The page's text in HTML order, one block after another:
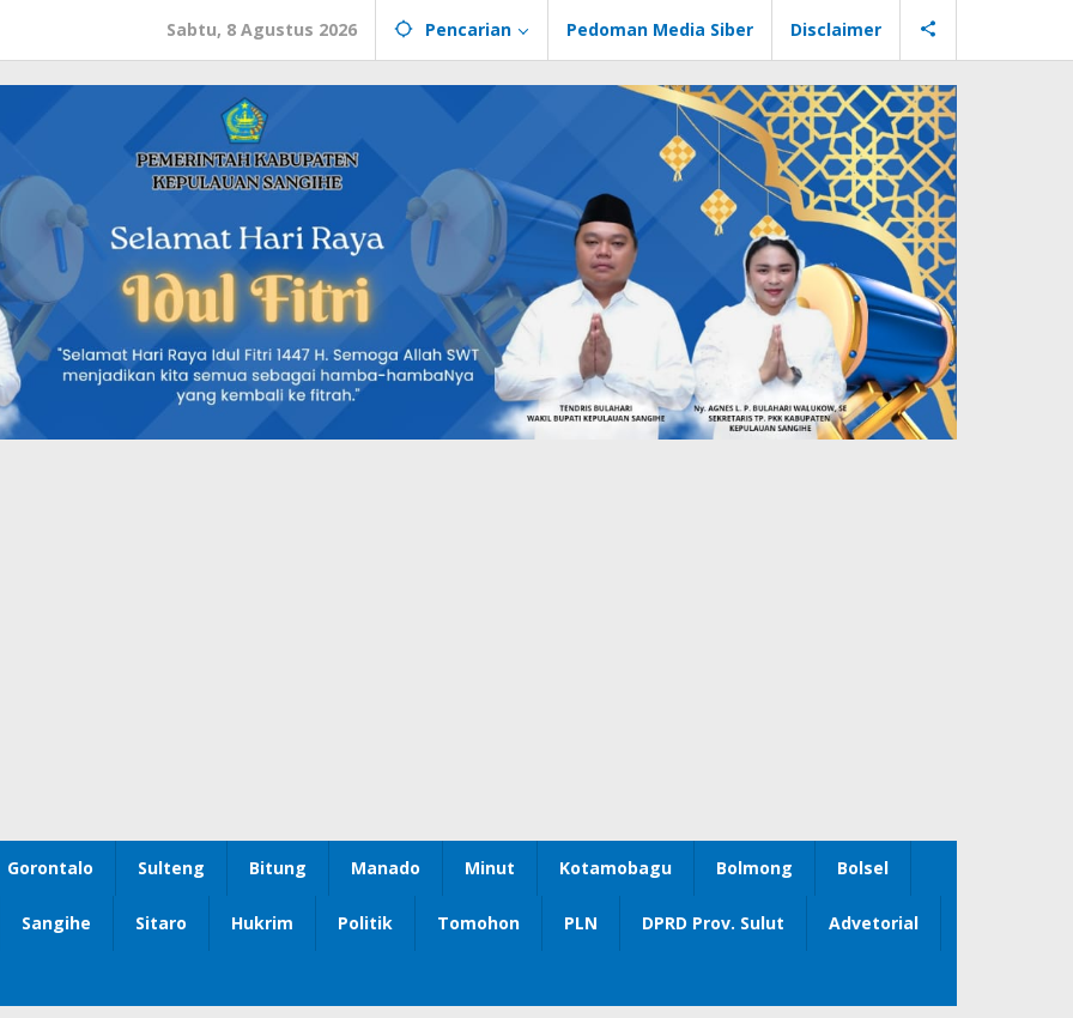
Sabtu, 8 Agustus 2026 Pencarian Pedoman Media Siber Disclaimer
Gorontalo Sulteng Bitung Manado Minut Kotamobagu Bolmong Bolsel
Sangihe Sitaro Hukrim Politik Tomohon PLN DPRD Prov. Sulut Advetorial